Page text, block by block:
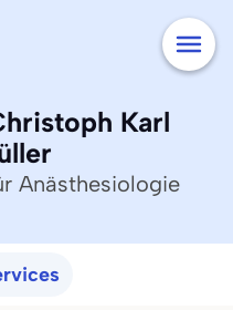
Karl
Anästhesiologie